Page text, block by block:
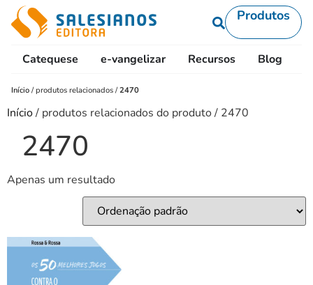
Produtos
Catequese e-vangelizar Recursos Blog
Início /produtos relacionados /2470
Início/ produtos relacionados do produto / 2470
2470
Apenas um resultado